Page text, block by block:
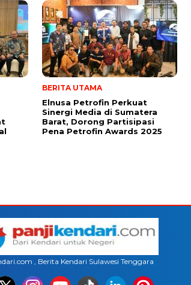
BERITA UTAMA
Elnusa Petrofin Perkuat
Sinergi Media di Sumatera
Barat, Dorong Partisipasi
Pena Petrofin Awards 2025
, Berita Kendari Sulawesi Tenggara